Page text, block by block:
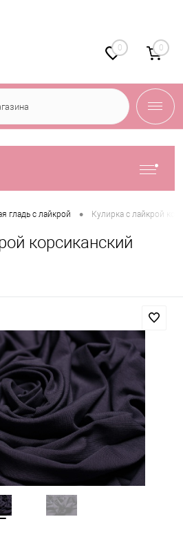
0 0
гладь с лайкрой • Кулирка с лайкрой
корсиканский